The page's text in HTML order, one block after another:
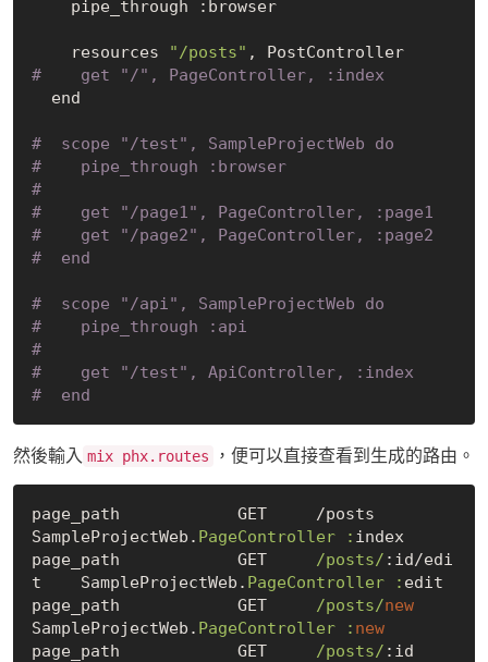
    resources
"/posts"
, PostController
#    get "/", PageController, :index
#  scope "/test", SampleProjectWeb do
#    pipe_through :browser
#
#    get "/page1", PageController, :page1
#    get "/page2", PageController, :page2
#  end
#  scope "/api", SampleProjectWeb do
#    pipe_through :api
#
#    get "/test", ApiController, :index
#  end
然後輸入 mix phx.routes ，便可以直接查看到生成的路由。
page_path            GET     /posts
SampleProjectWeb. PageController : index
page_path            GET /posts/ :id/edi
t    SampleProjectWeb. PageController : edit
page_path            GET /posts/new
SampleProjectWeb. PageController : new
page_path            GET /posts/ :id